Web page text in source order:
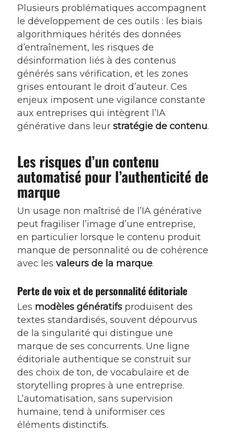
Plusieurs problématiques accompagnent
le développement de ces outils : les biais
algorithmiques hérités des données
d’entraînement, les risques de
désinformation liés à des contenus
générés sans vérification, et les zones
grises entourant le droit d’auteur. Ces
enjeux imposent une vigilance constante
aux entreprises qui intègrent l’IA
générative dans leur stratégie de contenu.
Les risques d’un contenu
automatisé pour l’authenticité de
marque
Un usage non maîtrisé de l’IA générative
peut fragiliser l’image d’une entreprise,
en particulier lorsque le contenu produit
manque de personnalité ou de cohérence
avec les valeurs de la marque.
Perte de voix et de personnalité éditoriale
Les modèles génératifsproduisent des
textes standardisés, souvent dépourvus
de la singularité qui distingue une
marque de ses concurrents. Une ligne
éditoriale authentique se construit sur
des choix de ton, de vocabulaire et de
storytelling propres à une entreprise.
L’automatisation, sans supervision
humaine, tend à uniformiser ces
éléments distinctifs.